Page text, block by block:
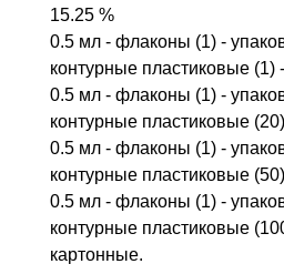
15.25 %
0.5 мл - флаконы (1) -
контурные пластиковые (1)
0.5 мл - флаконы (1) -
контурные пластиковые
0.5 мл - флаконы (1) -
контурные пластиковые
0.5 мл - флаконы (1) -
контурные пластиковые
картонные.